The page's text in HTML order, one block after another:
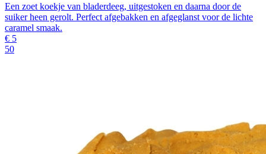
Een zoet koekje van bladerdeeg, uitgestoken en daarna door de
suiker heen gerolt. Perfect afgebakken en afgeglanst voor de lichte
caramel smaak.
€ 5
50